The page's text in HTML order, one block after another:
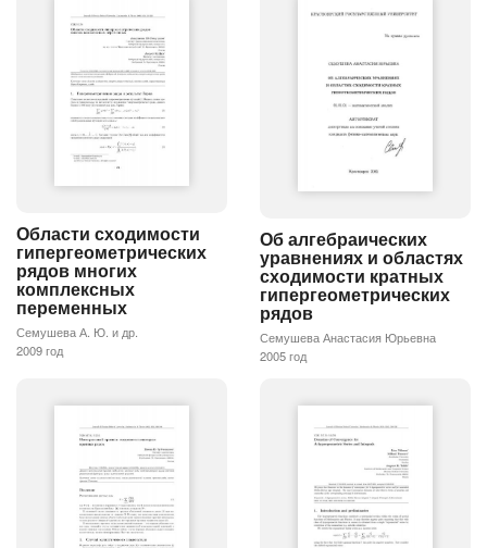
Области сходимости
гипергеометрических
рядов многих
комплексных
переменных
Семушева А. Ю. и др.
2009 год
Об алгебраических
уравнениях и областях
сходимости кратных
гипергеометрических
рядов
Семушева Анастасия Юрьевна
2005 год